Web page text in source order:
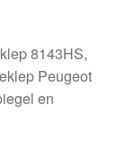
8143HS,
Peugeot
en